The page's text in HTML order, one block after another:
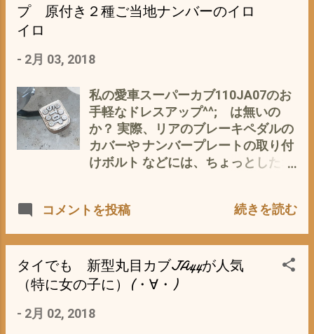
ない(´・ω・｀) 無くなる前に、この
最後（とカッテに思われる）この新
入れて、一度乗ってみたい〜 といっ
た(*´ω｀*) そして、 中古相場が下が
りそうな JA07プロ にも興味が^^;
👆
在、正式な新車販売は、されていま
せんが、ヤフオクなどの相場を見る
12Vなど様々な仕様があり、 現状維
30万以上は必要かと。 レストアベー
スなら、ピンきりですが^^; （フレー
ムだけでもお高い(*´ω｀*) ●現クロ
スカブ 通称名 クロスカブ 車名・型
式 ホンダ・EBJ-JA10 全長×全幅×全
高（mm） 1,945×815×1,150 軸距
155 シート高（mm） 784 車両重量
は、中古相場 ヤフオクやオークフ
ァンなどを調べると まだまだ、現役
なので、相場の変動は、少なく 20万
以上は、覚悟しておく必要
ビを ソフト99(SOFT99) 補修用品 赤
ソフト99 ) 99工房 コンパウンドトラ
ヤ出しする この作業は、外のガレー
ジでは、あまりにも寒いので、部屋
の中で （今妻、はお出かけ^^;）
で、前後のホイールベアリングの点
検 すると、フロントホイールの一つ
うだが、 グリスが無く、スカスカな
のホイールベアリングも同様(ﾟ∀ﾟ)
こりゃ〜ダメだ、 一度全部総入れ替
えして、 リセットじゃ〜 てなこと
で、 サービスマニュアルを参照 リア
ホイール フロントホイール ●フロン
プ 原付き２種ご当地ナンバーのイロ
イロ
- 2月 03, 2018
私の愛車スーパーカブ110JA07のお
手軽なドレスアップ^^; は無いの
か？ 実際、リアのブレーキペダルの
カバーや ナンバープレートの取り付
けボルト などには、ちょっとしたオ
の画像をアップされていまして、
と、興味が で、ググってみる イロ
イロありますね〜 では、私の住む
三重県津市では、どんな感じのナン
バーがあるのか？検索 が、無い(*´∀
｀*) 隣の市、松坂市（松坂牛で有名
コメントを投稿 続きを読む
タイでも 新型丸目カブJA44が人気
（特に女の子に）(・∀・)
- 2月 02, 2018